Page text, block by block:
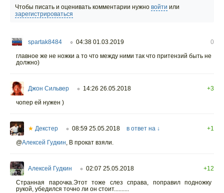
Чтобы писать и оценивать комментарии нужно войти или
зарегистрироваться
spartak8484 ○ 04:38 01.03.2019
0
главное же не ножки а то что между ними так что притензий быть не
должно)
Джон Сильвер ○ 14:26 26.05.2018
+3
чопер ей нужен )
★ Декстер ○ 08:59 25.05.2018 в ответ на ↓
+1
@Алексей Гудкин В прокат взяли.
Алексей Гудкин ○ 02:07 25.05.2018
+12
Странная парочка.Этот тоже слез справа, поправил подножку
рукой, убедился точно ли он стоит..........